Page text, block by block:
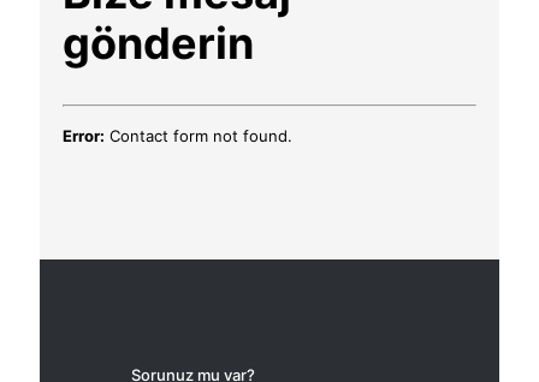
gönderin
Error: Contact form not found.
Sorunuz mu var?